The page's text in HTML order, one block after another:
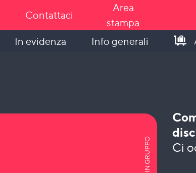
Contattaci
Area
stampa
In evidenza Info generali
IN GRUPPO Ci